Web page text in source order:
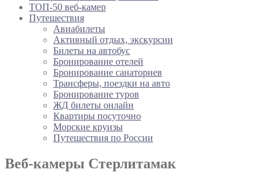
ТОП-50 веб-камер
Путешествия
Авиабилеты
Активный отдых, экскурсии
Билеты на автобус
Бронирование отелей
Бронирование санаториев
Трансферы, поездки на авто
Бронирование туров
ЖД билеты онлайн
Квартиры посуточно
Морские круизы
Путешествия по России
Веб-камеры Стерлитамак